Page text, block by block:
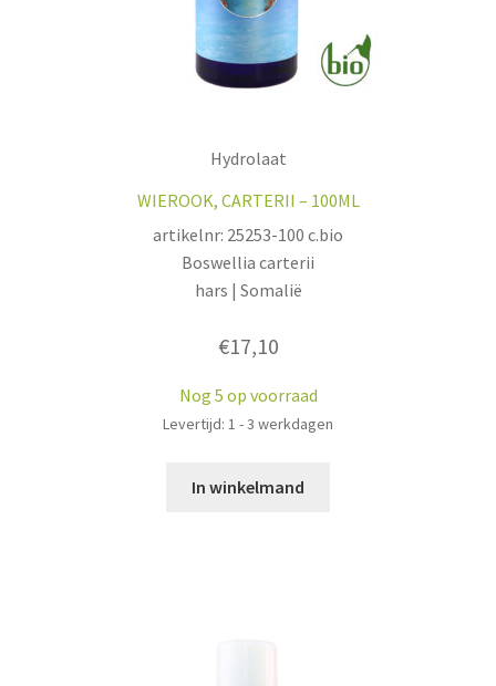
Hydrolaat
WIEROOK, CARTERII – 100ML
artikelnr: 25253-100 c.bio
Boswellia carterii
hars | Somalië
€17,10
Nog 5 op voorraad
Levertijd: 1 - 3 werkdagen
In winkelmand